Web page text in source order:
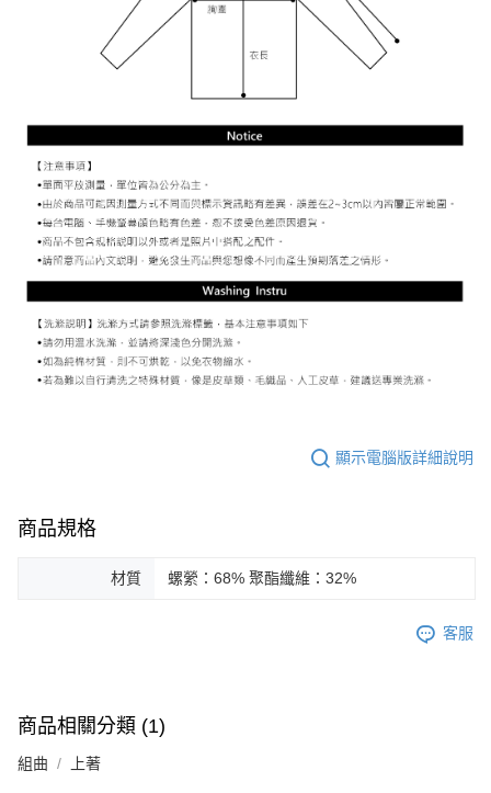
顯示電腦版詳細說明
商品規格
材質 螺縈：68% 聚酯纖維：32%
客服
商品相關分類 (1)
組曲 上著